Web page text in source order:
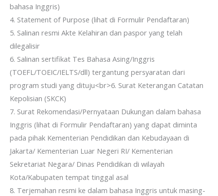
bahasa Inggris)
4. Statement of Purpose (lihat di Formulir Pendaftaran)
5. Salinan resmi Akte Kelahiran dan paspor yang telah
dilegalisir
6. Salinan sertifikat Tes Bahasa Asing/Inggris
(TOEFL/TOEIC/IELTS/dll) tergantung persyaratan dari
program studi yang dituju<br>6. Surat Keterangan Catatan
Kepolisian (SKCK)
7. Surat Rekomendasi/Pernyataan Dukungan dalam bahasa
Inggris (lihat di Formulir Pendaftaran) yang dapat diminta
pada pihak Kementerian Pendidikan dan Kebudayaan di
Jakarta/ Kementerian Luar Negeri RI/ Kementerian
Sekretariat Negara/ Dinas Pendidikan di wilayah
Kota/Kabupaten tempat tinggal asal
8. Terjemahan resmi ke dalam bahasa Inggris untuk masing-